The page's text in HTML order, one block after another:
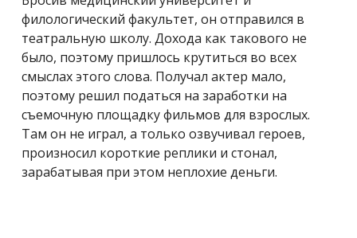
филологический факультет, он отправился в
театральную школу. Дохода как такового не
было, поэтому пришлось крутиться во всех
смыслах этого слова. Получал актер мало,
поэтому решил податься на заработки на
съемочную площадку фильмов для взрослых.
Там он не играл, а только озвучивал героев,
произносил короткие реплики и стонал,
зарабатывая при этом неплохие деньги.